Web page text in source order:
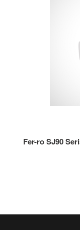
Fer-ro SJ90